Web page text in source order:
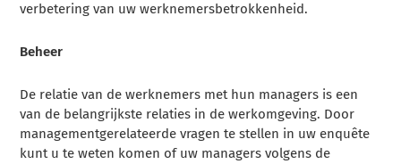
verbetering van uw werknemersbetrokkenheid.
Beheer
De relatie van de werknemers met hun managers is een
van de belangrijkste relaties in de werkomgeving. Door
managementgerelateerde vragen te stellen in uw enquête
kunt u te weten komen of uw managers volgens de